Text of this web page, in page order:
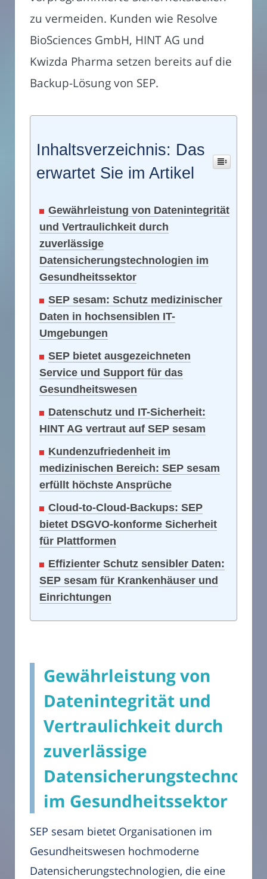
zu vermeiden. Kunden wie Resolve
BioSciences GmbH, HINT AG und
Kwizda Pharma setzen bereits auf die
Backup-Lösung von SEP.
Inhaltsverzeichnis: Das
erwartet Sie im Artikel
Gewährleistung von Datenintegrität
und Vertraulichkeit durch
zuverlässige
Datensicherungstechnologien im
Gesundheitssektor
SEP sesam: Schutz medizinischer
Daten in hochsensiblen IT-
Umgebungen
SEP bietet ausgezeichneten
Service und Support für das
Gesundheitswesen
Datenschutz und IT-Sicherheit:
HINT AG vertraut auf SEP sesam
Kundenzufriedenheit im
medizinischen Bereich: SEP sesam
erfüllt höchste Ansprüche
Cloud-to-Cloud-Backups: SEP
bietet DSGVO-konforme Sicherheit
für Plattformen
Effizienter Schutz sensibler Daten:
SEP sesam für Krankenhäuser und
Einrichtungen
Gewährleistung von
Datenintegrität und
Vertraulichkeit durch
zuverlässige
im Gesundheitssektor
SEP sesam bietet Organisationen im
Gesundheitswesen hochmoderne
Datensicherungstechnologien, die eine